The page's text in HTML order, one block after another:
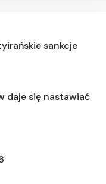
sankcje
daje się nastawiać